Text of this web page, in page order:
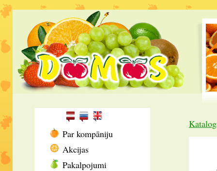
Par kompāniju
Akcijas
Pakalpojumi